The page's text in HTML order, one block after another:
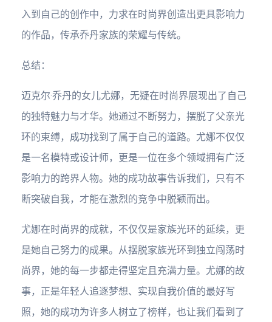
入到自己的创作中，力求在时尚界创造出更具影响力
的作品，传承乔丹家族的荣耀与传统。
总结：
迈克尔·乔丹的女儿尤娜，无疑在时尚界展现出了自己
的独特魅力与才华。她通过不断努力，摆脱了父亲光
环的束缚，成功找到了属于自己的道路。尤娜不仅仅
是一名模特或设计师，更是一位在多个领域拥有广泛
影响力的跨界人物。她的成功故事告诉我们，只有不
断突破自我，才能在激烈的竞争中脱颖而出。
尤娜在时尚界的成就，不仅仅是家族光环的延续，更
是她自己努力的成果。从摆脱家族光环到独立闯荡时
尚界，她的每一步都走得坚定且充满力量。尤娜的故
事，正是年轻人追逐梦想、实现自我价值的最好写
照，她的成功为许多人树立了榜样，也让我们看到了